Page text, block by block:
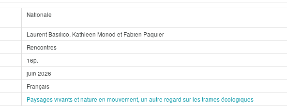
Nationale
Laurent Basilico, Kathleen Monod et Fabien Paquier
Rencontres
16p.
juin 2026
Français
Paysages vivants et nature en mouvement, un autre regard sur les trames écologiques